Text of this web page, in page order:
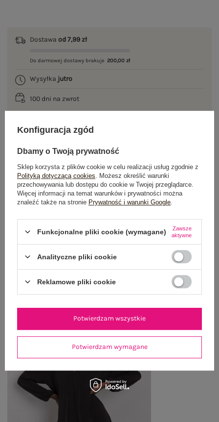
Dostawa od 7,99 zł
Do darmowej dostawy brakuje 200,00 zł
Wysyłka jutro
100 dni na zwrot
GŁÓWNE PARAMETRY
OPINIE O PRODUKCIE (0)
ZWROTY I REKLAMACJE
OSTATNIO OGLĄDANE
Zobacz wszystko
Konfiguracja zgód
Dbamy o Twoją prywatność
Sklep korzysta z plików cookie w celu realizacji usług zgodnie z
Polityką dotyczącą cookies . Możesz określić warunki
przechowywania lub dostępu do cookie w Twojej przeglądarce.
Więcej informacji na temat warunków i prywatności można
znaleźć także na stronie Prywatność i warunki Google
Funkcjonalne pliki cookie (wymagane)
Zawsze
aktywne
Analityczne pliki cookie
Reklamowe pliki cookie
Potwierdzam wymagane
Potwierdzam wszystkie